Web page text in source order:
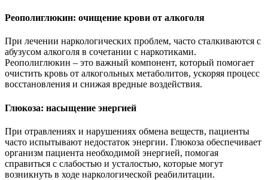
Реополиглюкин: очищение крови от алкоголя
При лечении наркологических проблем, часто сталкиваются с
абузусом алкоголя в сочетании с наркотиками.
Реополиглюкин – это важный компонент, который помогает
очистить кровь от алкогольных метаболитов, ускоряя процесс
восстановления и снижая вредные воздействия.
Глюкоза: насыщение энергией
При отравлениях и нарушениях обмена веществ, пациенты
часто испытывают недостаток энергии. Глюкоза обеспечивает
организм пациента необходимой энергией, помогая
справиться с слабостью и усталостью, которые могут
возникнуть в ходе наркологической реабилитации.